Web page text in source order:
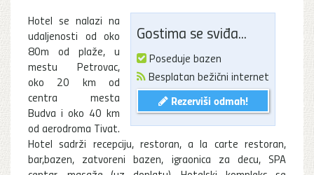
Gostima se sviđa...
Poseduje bazen
Besplatan bežični internet
Rezerviši odmah!
Hotel se nalazi na
udaljenosti od oko
80m od plaže, u
mestu Petrovac,
oko 20 km od
centra mesta
Budva i oko 40 km
od aerodroma Tivat.
Hotel sadrži recepciju, restoran, a la carte restoran,
bar,bazen, zatvoreni bazen, igraonica za decu, SPA